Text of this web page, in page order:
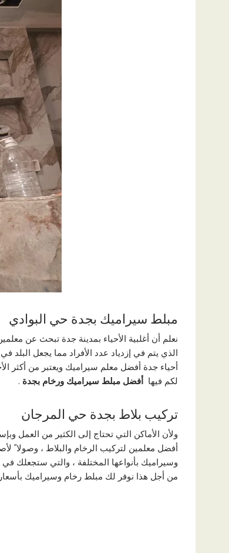
مبلط سيراميك بجدة حي البوادي
نعلم أن أغلبية الأحياء بمدينة جدة تبحث عن
الذي يتم في إزدياد عدد الأفراد مما يجعل
أحياء جدة أفضل معلم سيراميك ويعتبر من أكثر
لكم فيها أفضل مبلط سيراميك ورخام بجدة .
تركيب بلاط بجدة حي المرجان
ولأن الأماكن التي تحتاج إلی الكثير من العمل
أفضل معلمين لتركيب الرخام والبلاط ، وصولا
وسيراميك بأنواعها المختلفة ، والتي ستجعلك
من أجل هذا نوفر لك مبلط رخام وسيراميك